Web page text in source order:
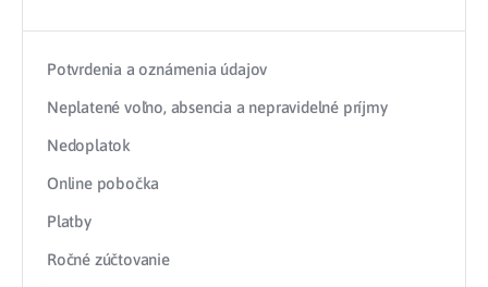
Potvrdenia a oznámenia údajov
Neplatené voľno, absencia a nepravidelné príjmy
Nedoplatok
Online pobočka
Platby
Ročné zúčtovanie